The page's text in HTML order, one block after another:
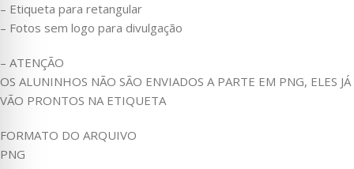
– Etiqueta para retangular
– Fotos sem logo para divulgação
– ATENÇÃO
OS ALUNINHOS NÃO SÃO ENVIADOS A PARTE EM PNG, ELES JÁ
VÃO PRONTOS NA ETIQUETA
FORMATO DO ARQUIVO
PNG